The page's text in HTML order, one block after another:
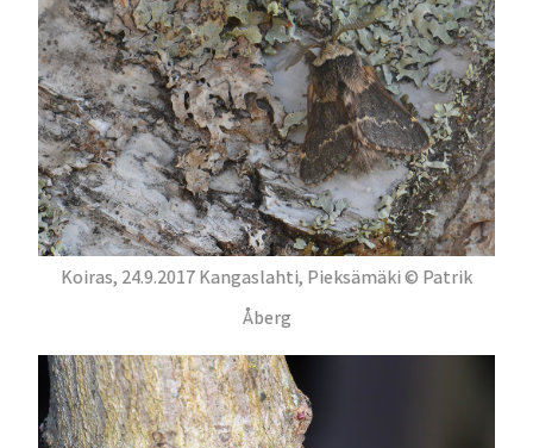
Koiras, 24.9.2017 Kangaslahti, Pieksämäki © Patrik
Åberg